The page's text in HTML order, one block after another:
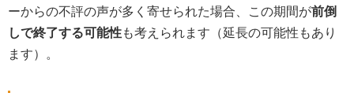
ーからの不評の声が多く寄せられた場合、この期間が前倒
しで終了する可能性も考えられます（延長の可能性もあり
ます）。